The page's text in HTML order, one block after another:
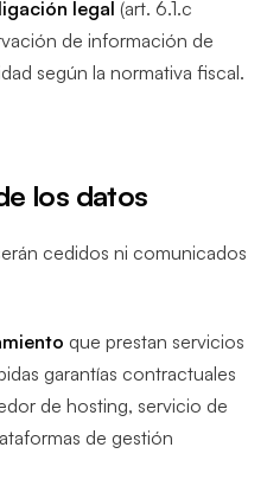
legal (art. 6.1.c
de información de
según la normativa fiscal.
los datos
cedidos ni comunicados
que prestan servicios
garantías contractuales
de hosting, servicio de
de gestión